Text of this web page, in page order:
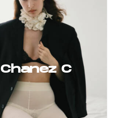
Chanez C